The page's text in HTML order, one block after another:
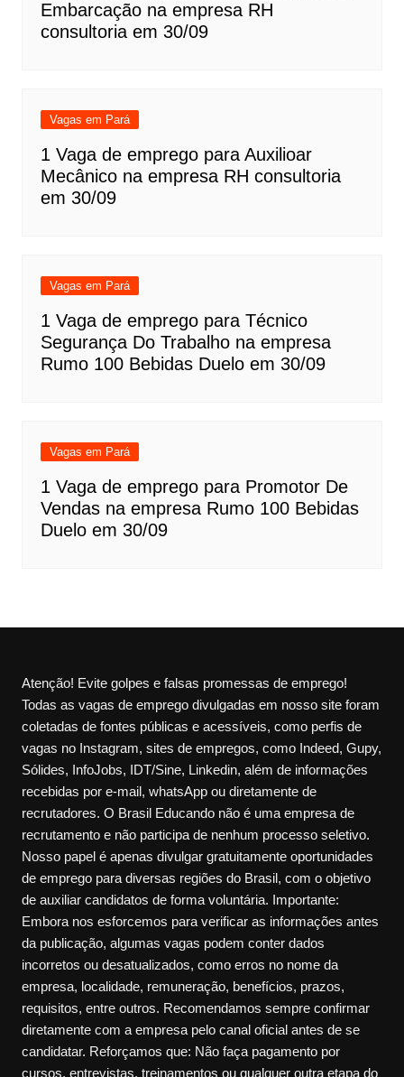
Embarcação na empresa RH
consultoria em 30/09
Vagas em Pará
1 Vaga de emprego para Auxilioar
Mecânico na empresa RH consultoria
em 30/09
Vagas em Pará
1 Vaga de emprego para Técnico
Segurança Do Trabalho na empresa
Rumo 100 Bebidas Duelo em 30/09
Vagas em Pará
1 Vaga de emprego para Promotor De
Vendas na empresa Rumo 100 Bebidas
Duelo em 30/09
Atenção! Evite golpes e falsas promessas de emprego!
Todas as vagas de emprego divulgadas em nosso site foram
coletadas de fontes públicas e acessíveis, como perfis de
vagas no Instagram, sites de empregos, como Indeed, Gupy,
Sólides, InfoJobs, IDT/Sine, Linkedin, além de informações
recebidas por e-mail, whatsApp ou diretamente de
recrutadores. O Brasil Educando não é uma empresa de
recrutamento e não participa de nenhum processo seletivo.
Nosso papel é apenas divulgar gratuitamente oportunidades
de emprego para diversas regiões do Brasil, com o objetivo
de auxiliar candidatos de forma voluntária. Importante:
Embora nos esforcemos para verificar as informações antes
da publicação, algumas vagas podem conter dados
incorretos ou desatualizados, como erros no nome da
empresa, localidade, remuneração, benefícios, prazos,
requisitos, entre outros. Recomendamos sempre confirmar
diretamente com a empresa pelo canal oficial antes de se
candidatar. Reforçamos que: Não faça pagamento por
cursos, entrevistas, treinamentos ou qualquer outra etapa do